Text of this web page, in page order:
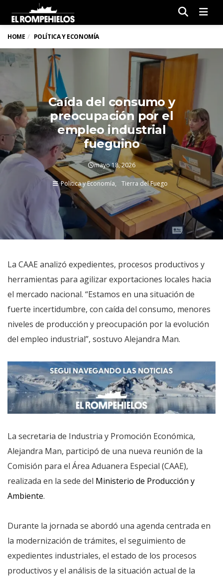
HOME POLÍTICA Y ECONOMÍA
Caída del consumo y
preocupación por el
empleo industrial
fueguino
mayo 18, 2026
Política y Economía Tierra del Fuego
La CAAE analizó expedientes, procesos productivos y
herramientas para agilizar exportaciones locales hacia
el mercado nacional. “Estamos en una situación de
fuerte incertidumbre, con caída del consumo, menores
niveles de producción y preocupación por la evolución
del empleo industrial”, sostuvo Alejandra Man.
La secretaria de Industria y Promoción Económica,
Alejandra Man, participó de una nueva reunión de la
Comisión para el Área Aduanera Especial (CAAE),
realizada en la sede del Ministerio de Producción y
Ambiente.
Durante la jornada se abordó una agenda centrada en
la modernización de trámites, el seguimiento de
expedientes industriales, el estado de los procesos
productivos y el análisis de la situación actual de la